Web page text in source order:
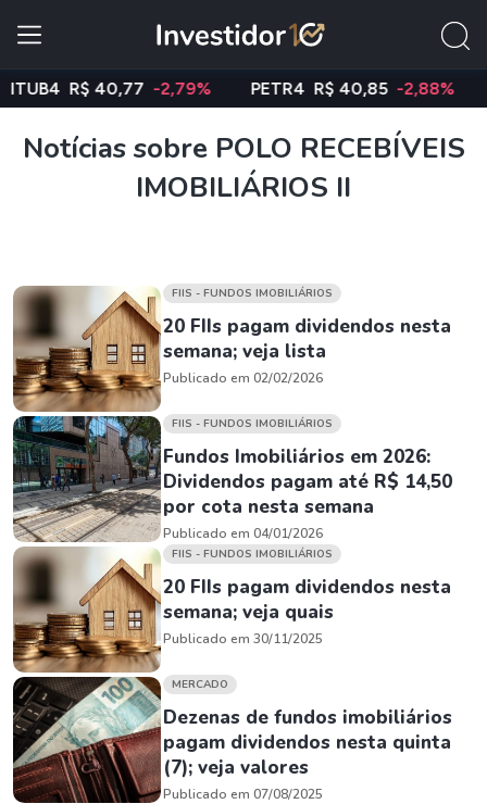
R$ 40,77 -2,79% PETR4 R$ 40,85 -2,88%
Notícias sobre POLO RECEBÍVEIS
IMOBILIÁRIOS II
FIIS - FUNDOS IMOBILIÁRIOS
20 FIIs pagam dividendos nesta
semana; veja lista
Publicado em 02/02/2026
FIIS - FUNDOS IMOBILIÁRIOS
Fundos Imobiliários em 2026:
Dividendos pagam até R$ 14,50
por cota nesta semana
Publicado em 04/01/2026
FIIS - FUNDOS IMOBILIÁRIOS
20 FIIs pagam dividendos nesta
semana; veja quais
Publicado em 30/11/2025
MERCADO
Dezenas de fundos imobiliários
pagam dividendos nesta quinta
(7); veja valores
Publicado em 07/08/2025